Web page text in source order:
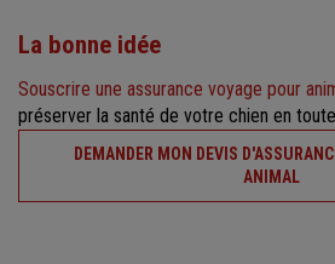
La bonne idée
Souscrire une assurance voyage pour
préserver la santé de votre chien en
DEMANDER MON DEVIS
ANIMAL